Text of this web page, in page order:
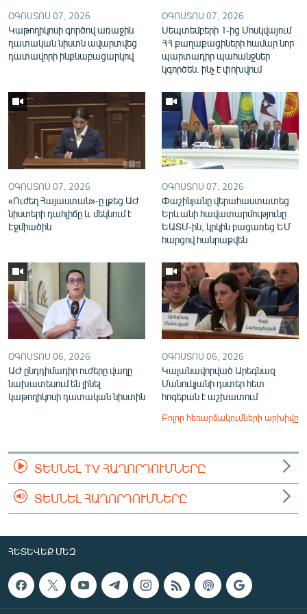
English
Русский
«Ազատության» բոլոր կայքերը
ՕԳՈՍՏՈՍ 07, 2026
Կաթողիկոսի գործով առաջին
դատական նիստն ավարտվեց
դատավորի ինքնաբացարկով
ՕԳՈՍՏՈՍ 07, 2026
Սեպտեմբերի 1-ից Մոսկվայում
ՀՀ քաղաքացիների համար նոր
պարտադիր պահանջներ
կգործեն. ինչ է փոխվում
ՕԳՈՍՏՈՍ 07, 2026
«Ուժեղ Հայաստան»-ը լքեց ԱԺ
նիստերի դահլիճը և մեկնում է
Էջմիածին
ՕԳՈՍՏՈՍ 07, 2026
Փաշինյանը վերահաստատեց
Երևանի հավատարմությունը
ԵԱՏՄ-ին, կրկին բացառեց ԵՄ
հարցով հանրաքվեն
ՕԳՈՍՏՈՍ 06, 2026
ԱԺ ընդդիմադիր ուժերը վաղը
նախատեսում են լինել
կաթողիկոսի դատական նիստին
ՕԳՈՍՏՈՍ 06, 2026
Կալանավորված Արեգնազ
Մանուկյանի դստեր հետ
հոգեբան է աշխատում
Բոլոր հեռարձակումների արխիվը
ՏԵՍՆԵԼ TV ՀԱՂՈՐԴՈՒՄՆԵՐԸ
ՏԵՍՆԵԼ ՀԱՂՈՐԴՈՒՄՆԵՐԸ
ՀԵՏԵՎԵՔ ՄԵԶ